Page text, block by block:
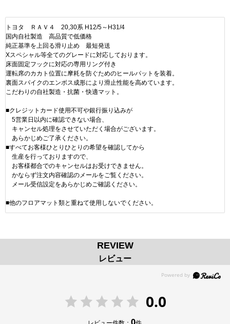
トヨタ ＲＡＶ４ 20,30系 H12/5～H31/4
国内自社製造 高品質で低価格
純正基準を上回る滑り止め 最短発送
Xスペシャル等全てのグレードに対応しております。
床面固定フックに対応の専用リング付き
運転席のカカト位置に摩耗を防ぐためのヒールパットを装着。
裏面スパイクのエンボス成形により滑止性能を高めています。
こだわりの自社製造・抗菌・快適マット。
■クレジットカード使用不可や銀行振り込みが
5営業日以内に確認できない場合、
キャンセル処理をさせていただく場合がございます。
あらかじめご了承ください。
■すべてお客様ひとりひとりの希望を確認してから
生産を行っておりますので、
お客様都合でのキャンセルはお受けできません。
かならず注文内容確認のメールをご覧ください。
メール受信設定をあらかじめご確認ください。
■他のフロアマット類と重ねて使用しないでください。
REVIEW
レビュー
0.0